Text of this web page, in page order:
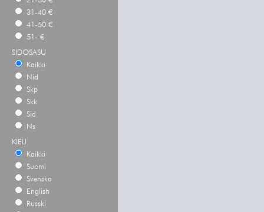
31-40 €
41-50 €
51- €
SIDOSASU
Kaikki
Nid
Skp
Skk
Sid
Ns
KIELI
Kaikki
Suomi
Svenska
English
Russki